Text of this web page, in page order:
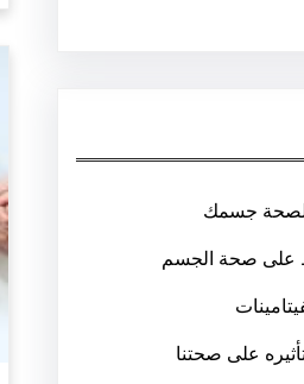
لصحة جسمك
على صحتنا